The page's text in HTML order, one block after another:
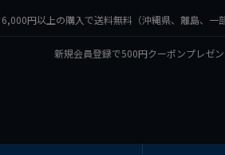
6,000円以上の購入で送料無料（沖縄県、離島、一
新規会員登録で500円クーポンプレゼン